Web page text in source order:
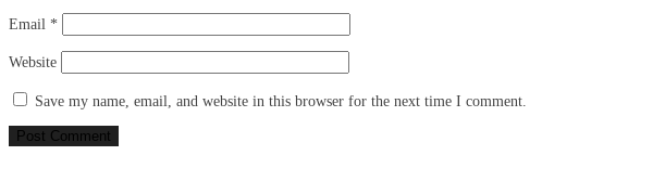
Email *
Website
Save my name, email, and website in this browser for the next time I comment.